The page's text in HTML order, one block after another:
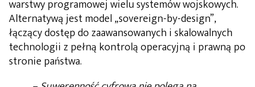
warstwy programowej wielu systemów wojskowych.
Alternatywą jest model „sovereign-by-design”,
łączący dostęp do zaawansowanych i skalowalnych
technologii z pełną kontrolą operacyjną i prawną po
stronie państwa.